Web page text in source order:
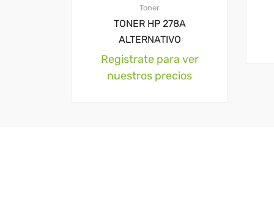
Toner
TONER HP 278A
ALTERNATIVO
Registrate para ver
nuestros precios